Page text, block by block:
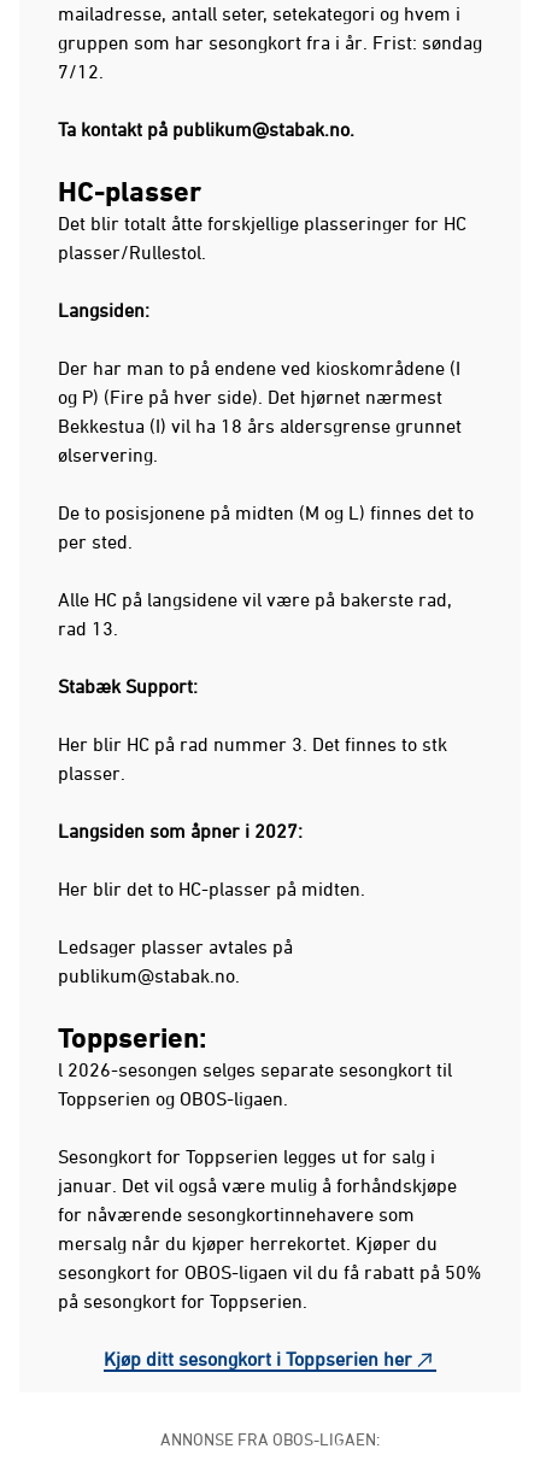
mailadresse, antall seter, setekategori og hvem i
gruppen som har sesongkort fra i år. Frist: søndag
7/12.
Ta kontakt på publikum@stabak.no
HC-plasser
Det blir totalt åtte forskjellige plasseringer for HC
plasser/Rullestol.
Langsiden:
Der har man to på endene ved kioskområdene (I
og P) (Fire på hver side). Det hjørnet nærmest
Bekkestua (I) vil ha 18 års aldersgrense grunnet
ølservering.
De to posisjonene på midten (M og L) finnes det to
per sted.
Alle HC på langsidene vil være på bakerste rad,
rad 13.
Stabæk Support:
Her blir HC på rad nummer 3. Det finnes to stk
plasser.
Langsiden som åpner i 2027:
Her blir det to HC-plasser på midten.
Ledsager plasser avtales på
publikum@stabak.no
Toppserien:
l 2026-sesongen selges separate sesongkort til
Toppserien og OBOS-ligaen.
Sesongkort for Toppserien legges ut for salg i
januar. Det vil også være mulig å forhåndskjøpe
for nåværende sesongkortinnehavere som
mersalg når du kjøper herrekortet. Kjøper du
sesongkort for OBOS-ligaen vil du få rabatt på 50%
på sesongkort for Toppserien.
Kjøp ditt sesongkort i Toppserien her
ANNONSE FRA OBOS-LIGAEN: